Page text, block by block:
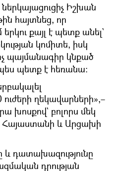
Իշխան
հայտնեց, որ
քայլ է պետք անել`
կոմիտե, իսկ
պայմանագիր կնքած
պետք է հեռանա։
ղեկավարների»,–
խոսքով` բոլորս մեկ
Հայաստանի և Արցախի
և դատախազությունը
դրության